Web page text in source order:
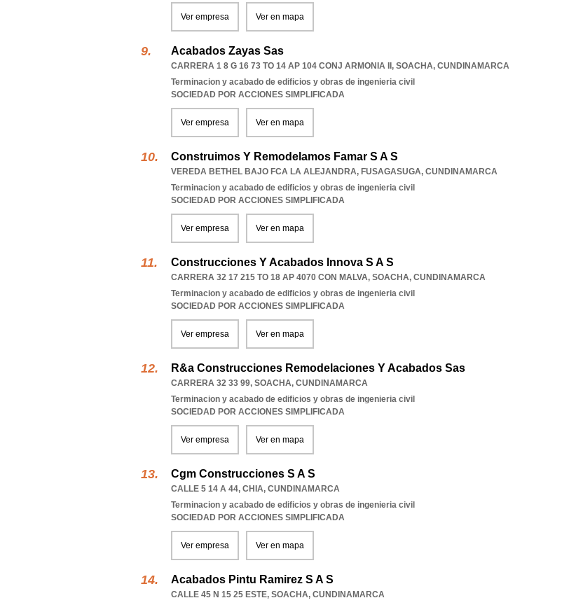
Ver empresa Ver en mapa
Acabados Zayas Sas
CARRERA 1 8 G 16 73 TO 14 AP 104 CONJ ARMONIA II , SOACHA, CUNDINAMARCA
Terminacion y acabado de edificios y obras de ingenieria civil
SOCIEDAD POR ACCIONES SIMPLIFICADA
Ver empresa Ver en mapa
Construimos Y Remodelamos Famar S A S
VEREDA BETHEL BAJO FCA LA ALEJANDRA, FUSAGASUGA, CUNDINAMARCA
Terminacion y acabado de edificios y obras de ingenieria civil
SOCIEDAD POR ACCIONES SIMPLIFICADA
Ver empresa Ver en mapa
Construcciones Y Acabados Innova S A S
CARRERA 32 17 215 TO 18 AP 4070 CON MALVA, SOACHA, CUNDINAMARCA
Terminacion y acabado de edificios y obras de ingenieria civil
SOCIEDAD POR ACCIONES SIMPLIFICADA
Ver empresa Ver en mapa
R&a Construcciones Remodelaciones Y Acabados Sas
CARRERA 32 33 99, SOACHA, CUNDINAMARCA
Terminacion y acabado de edificios y obras de ingenieria civil
SOCIEDAD POR ACCIONES SIMPLIFICADA
Ver empresa Ver en mapa
Cgm Construcciones S A S
CALLE 5 14 A 44, CHIA, CUNDINAMARCA
Terminacion y acabado de edificios y obras de ingenieria civil
SOCIEDAD POR ACCIONES SIMPLIFICADA
Ver empresa Ver en mapa
Acabados Pintu Ramirez S A S
CALLE 45 N 15 25 ESTE, SOACHA, CUNDINAMARCA